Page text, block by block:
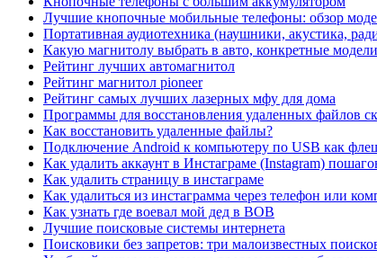
Лучшие кнопочные мобильные телефоны: обзор
Портативная аудиотехника (наушники, акустика,
Какую магнитолу выбрать в авто, конкретные модели
Рейтинг лучших автомагнитол
Рейтинг магнитол pioneer
Рейтинг самых лучших лазерных мфу для дома
Программы для восстановления удаленных файлов
Как восстановить удаленные файлы?
Подключение Android к компьютеру по USB как
Как удалить аккаунт в Инстаграме (Instagram)
Как удалить страницу в инстаграме
Как удалиться из инстаграмма через телефон или
Как узнать где воевал мой дед в ВОВ
Лучшие поисковые системы интернета
Поисковики без запретов: три малоизвестных